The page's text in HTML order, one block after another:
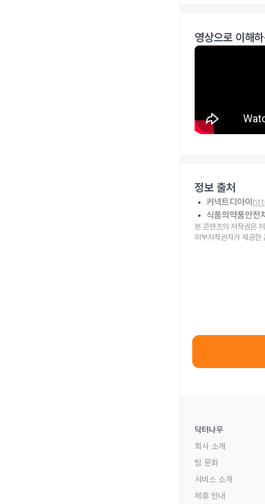
영상으로 이해
정보 출처
커넥트디아이
식품의약품안전
본 콘텐츠의 저작권은
외부저작권자가 제공한
닥터나우
회사 소개
팀 문화
서비스 소개
제휴 안내